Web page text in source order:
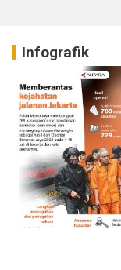
Infografik